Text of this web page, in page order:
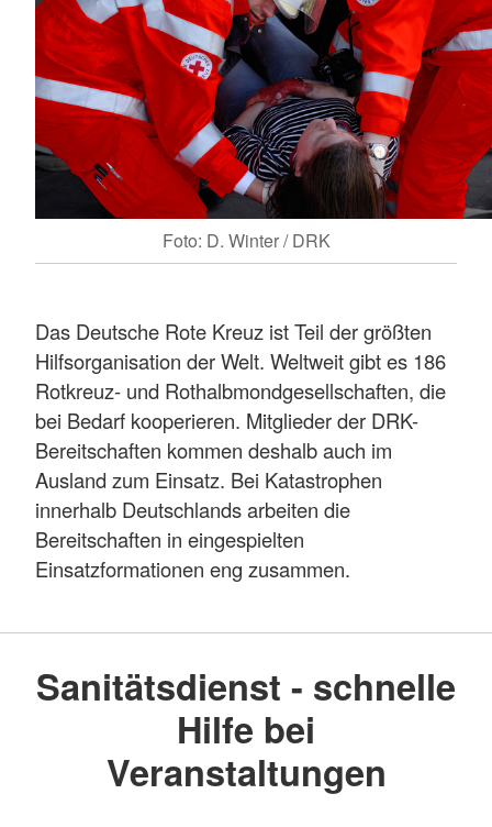
Foto: D. Winter / DRK
Das Deutsche Rote Kreuz ist Teil der größten
Hilfsorganisation der Welt. Weltweit gibt es 186
Rotkreuz- und Rothalbmondgesellschaften, die
bei Bedarf kooperieren. Mitglieder der DRK-
Bereitschaften kommen deshalb auch im
Ausland zum Einsatz. Bei Katastrophen
innerhalb Deutschlands arbeiten die
Bereitschaften in eingespielten
Einsatzformationen eng zusammen.
Sanitätsdienst - schnelle
Hilfe bei
Veranstaltungen